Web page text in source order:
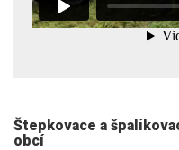
Štepkovace a
obcí